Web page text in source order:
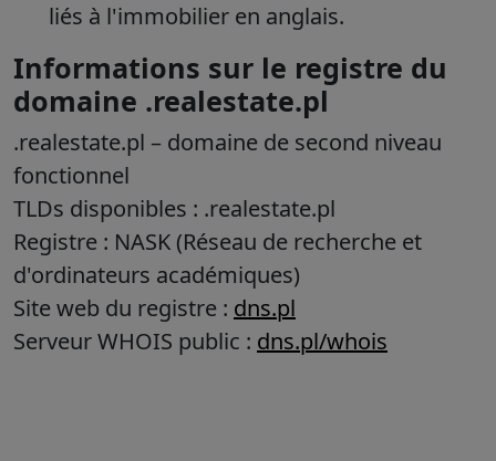
liés à l'immobilier en anglais.
Informations sur le registre du
domaine .realestate.pl
.realestate.pl – domaine de second niveau
fonctionnel
TLDs disponibles : .realestate.pl
Registre : NASK (Réseau de recherche et
d'ordinateurs académiques)
Site web du registre : dns.pl
Serveur WHOIS public : dns.pl/whois